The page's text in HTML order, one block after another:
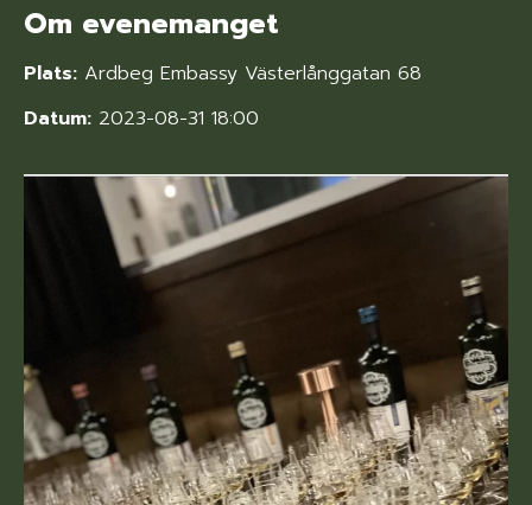
Om evenemanget
Plats: Ardbeg Embassy Västerlånggatan 68
Datum: 2023-08-31 18:00